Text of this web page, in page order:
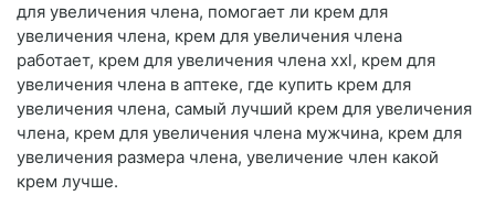
для увеличения члена, помогает ли крем для
увеличения члена, крем для увеличения члена
работает, крем для увеличения члена xxl, крем для
увеличения члена в аптеке, где купить крем для
увеличения члена, самый лучший крем для увеличения
члена, крем для увеличения члена мужчина, крем для
увеличения размера члена, увеличение член какой
крем лучше.